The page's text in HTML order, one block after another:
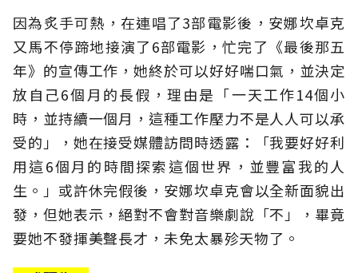
因為炙手可熱，在連唱了3部電影後，安娜坎卓克
又馬不停蹄地接演了6部電影，忙完了《最後那五
年》的宣傳工作，她終於可以好好喘口氣，並決定
放自己6個月的長假，理由是「一天工作14個小
時，並持續一個月，這種工作壓力不是人人可以承
受的」，她在接受媒體訪問時透露：「我要好好利
用這6個月的時間探索這個世界，並豐富我的人
生。」或許休完假後，安娜坎卓克會以全新面貌出
發，但她表示，絕對不會對音樂劇說「不」，畢竟
要她不發揮美聲長才，未免太暴殄天物了。